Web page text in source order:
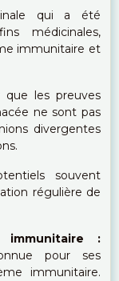
qui a été
médicinales,
immunitaire et
les preuves
ne sont pas
divergentes
souvent
régulière de
immunitaire :
pour ses
immunitaire.